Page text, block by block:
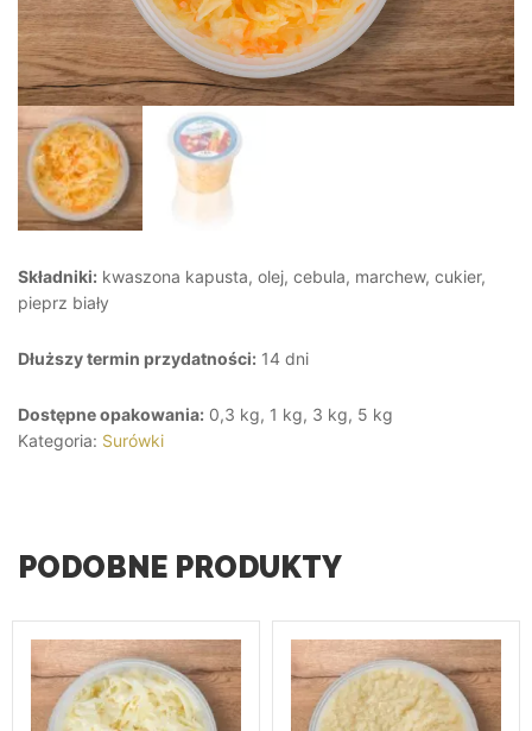
Składniki: kwaszona kapusta, olej, cebula, marchew, cukier,
pieprz biały
Dłuższy termin przydatności: 14 dni
Dostępne opakowania: 0,3 kg, 1 kg, 3 kg, 5 kg
Kategoria: Surówki
PODOBNE PRODUKTY